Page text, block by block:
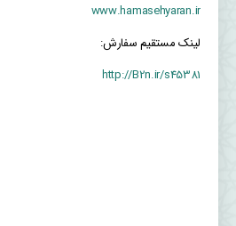
www.hamasehyaran.ir
لینک مستقیم سفارش:
http://B2n.ir/s45381